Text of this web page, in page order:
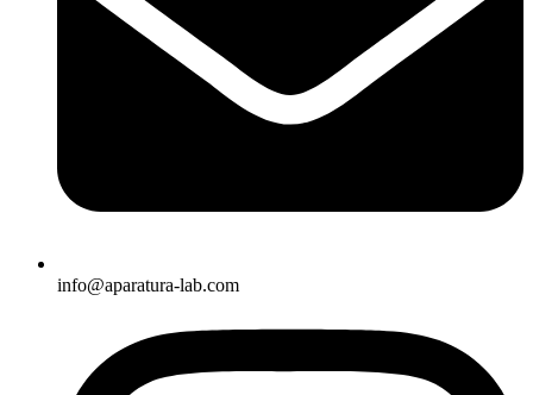
info@aparatura-lab.com